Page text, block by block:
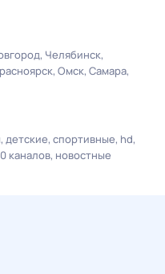
Челябинск
Омск Самара
детские спортивные hd
каналов новостные